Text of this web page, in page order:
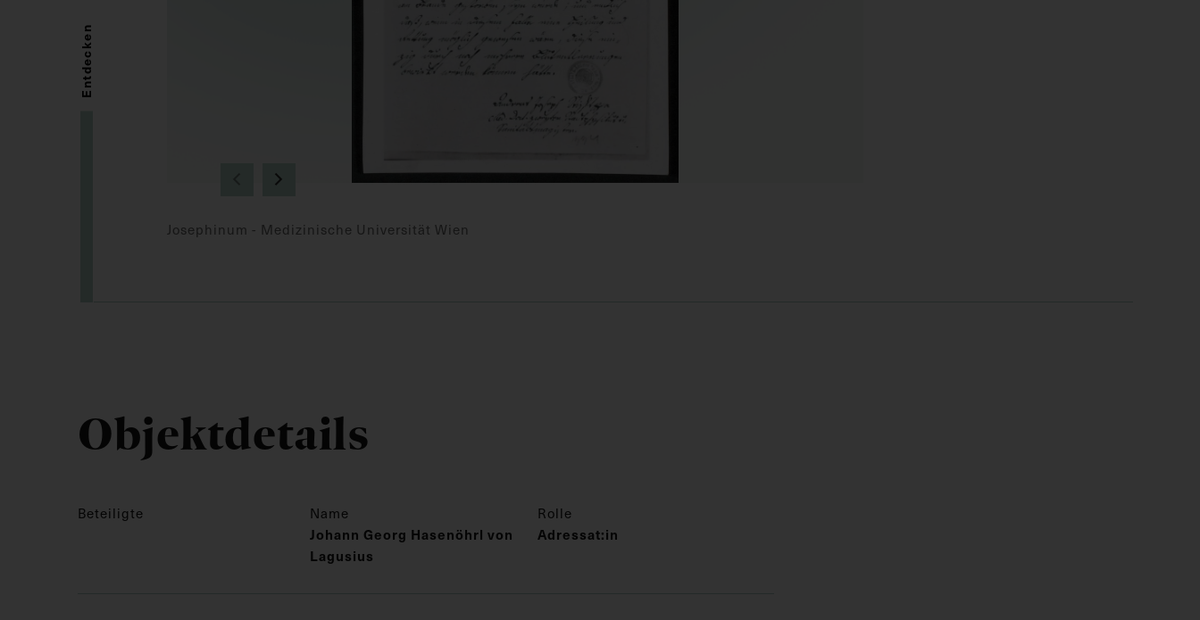
Josephinum - Medizinische Universität Wien
Entdecken
Objektdetails
Beteiligte Name Rolle
Johann Georg Hasenöhrl von
Lagusius
Adressat:in